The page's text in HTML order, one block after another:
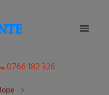
0766 182 326